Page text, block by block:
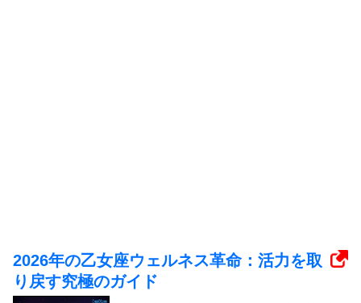
2026年の乙女座ウェルネス革命：活力を取
り戻す究極のガイド